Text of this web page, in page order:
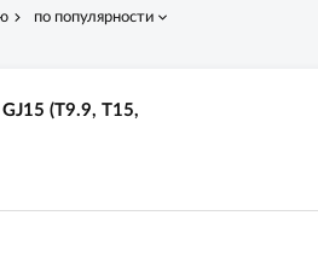
по популярности
(Т9.9, Т15,